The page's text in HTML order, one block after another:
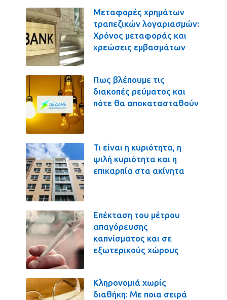
Μεταφορές χρημάτων
τραπεζικών λογαριασμών:
Χρόνος μεταφοράς και
χρεώσεις εμβασμάτων
Πως βλέπουμε τις
διακοπές ρεύματος και
πότε θα αποκατασταθούν
Τι είναι η κυριότητα, η
ψιλή κυριότητα και η
επικαρπία στα ακίνητα
Επέκταση του μέτρου
απαγόρευσης
καπνίσματος και σε
εξωτερικούς χώρους
Κληρονομιά χωρίς
διαθήκη: Με ποια σειρά